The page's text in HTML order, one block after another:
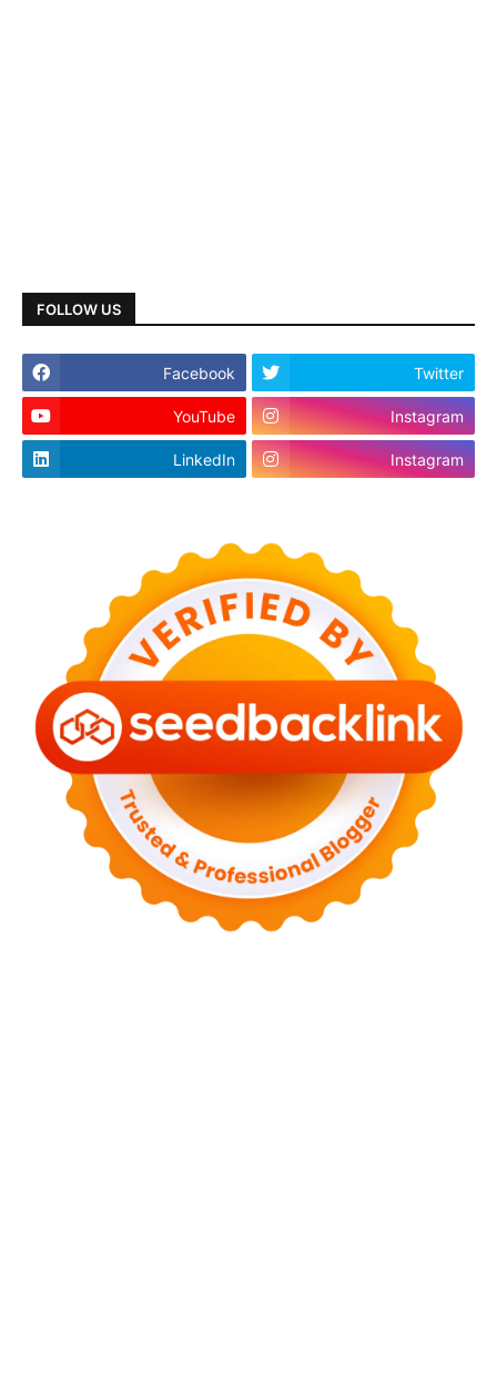
FOLLOW US
Facebook Twitter
YouTube Instagram
LinkedIn Instagram